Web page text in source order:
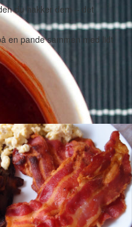
du hakker dem – det
en pande sammen med lidt